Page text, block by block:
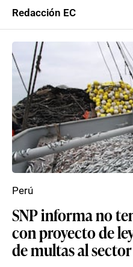
Redacción EC
SNP informa no
con proyecto de
de multas al
Perú